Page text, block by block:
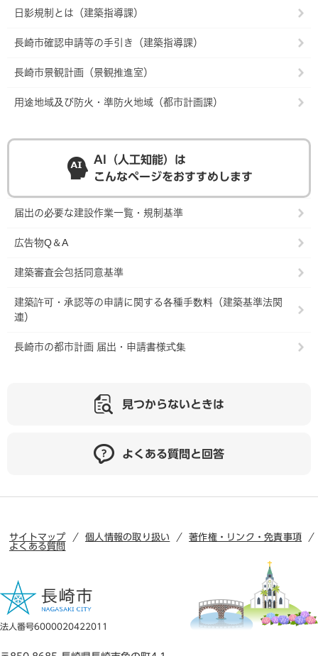
日影規制とは（建築指導課）
長崎市確認申請等の手引き（建築指導課）
長崎市景観計画（景観推進室）
用途地域及び防火・準防火地域（都市計画課）
AI（人工知能）は
こんなページをおすすめします
届出の必要な建設作業一覧・規制基準
広告物Q＆A
建築審査会包括同意基準
建築許可・承認等の申請に関する各種手数料（建築基準法関
連）
長崎市の都市計画 届出・申請書様式集
見つからないときは
よくある質問と回答
サイトマップ 個人情報の取り扱い
著作権・リンク・免責事項
よくある質問
法人番号6000020422011